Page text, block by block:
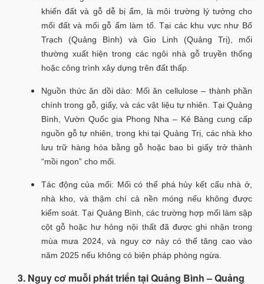
khiến đất và gỗ dễ bị ẩm, là môi trường lý tưởng cho
mối đất và mối gỗ ẩm làm tổ. Tại các khu vực như Bố
Trạch (Quảng Bình) và Gio Linh (Quảng Trị), mối
thường xuất hiện trong các ngôi nhà gỗ truyền thống
hoặc công trình xây dựng trên đất thấp.
Nguồn thức ăn dồi dào: Mối ăn cellulose – thành phần
chính trong gỗ, giấy, và các vật liệu tự nhiên. Tại Quảng
Bình, Vườn Quốc gia Phong Nha – Kẻ Bàng cung cấp
nguồn gỗ tự nhiên, trong khi tại Quảng Trị, các nhà kho
lưu trữ hàng hóa bằng gỗ hoặc bao bì giấy trở thành
“mồi ngon” cho mối.
Tác động của mối: Mối có thể phá hủy kết cấu nhà ở,
nhà kho, và thậm chí cả nền móng nếu không được
kiểm soát. Tại Quảng Bình, các trường hợp mối làm sập
cột gỗ hoặc hư hỏng nội thất đã được ghi nhận trong
mùa mưa 2024, và nguy cơ này có thể tăng cao vào
năm 2025 nếu không có biện pháp phòng ngừa.
3. Nguy cơ muỗi phát triển tại Quảng Bình – Quảng